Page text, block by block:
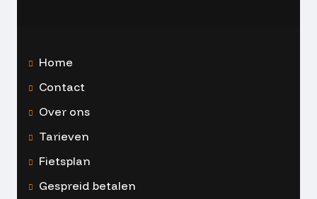
Home
Contact
Over ons
Tarieven
Fietsplan
Gespreid betalen